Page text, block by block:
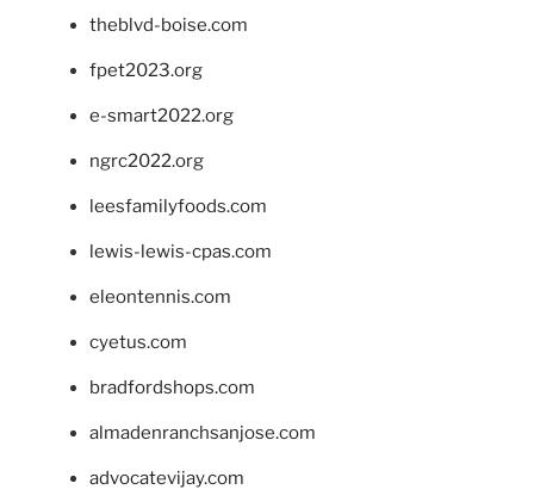
theblvd-boise.com
fpet2023.org
e-smart2022.org
ngrc2022.org
leesfamilyfoods.com
lewis-lewis-cpas.com
eleontennis.com
cyetus.com
bradfordshops.com
almadenranchsanjose.com
advocatevijay.com